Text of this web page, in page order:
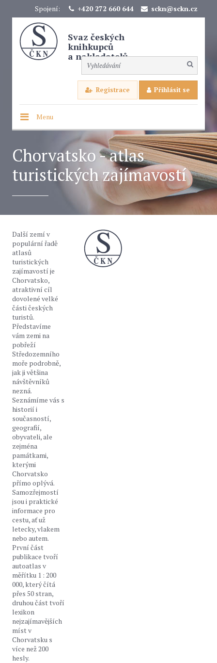
Spojení: +420 272 660 644 sckn@sckn.cz
Svaz českých
knihkupců
a nakladatelů
Registrace Přihlásit se
Menu
Chorvatsko - atlas
turistických zajímavostí
Další zemí v
populární řadě
atlasů
turistických
zajímavostí je
Chorvatsko,
atraktivní cíl
dovolené velké
části českých
turistů.
Představíme
vám zemi na
pobřeží
Středozemního
moře podrobně,
jak ji většina
návštěvníků
nezná.
Seznámíme vás s
historií i
současností,
geografií,
obyvateli, ale
zejména
památkami,
kterými
Chorvatsko
přímo oplývá.
Samozřejmostí
jsou i praktické
informace pro
cestu, ať už
letecky, vlakem
nebo autem.
První část
publikace tvoří
autoatlas v
měřítku 1 : 200
000, který čítá
přes 50 stran,
druhou část tvoří
lexikon
nejzajímavějších
míst v
Chorvatsku s
více než 200
hesly.